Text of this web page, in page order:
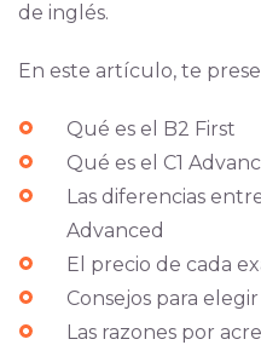
de inglés.
En este artículo, te
Qué es el B2 First
Qué es el C1
Las diferencias
Advanced
El precio de cada
Consejos para
Las razones por